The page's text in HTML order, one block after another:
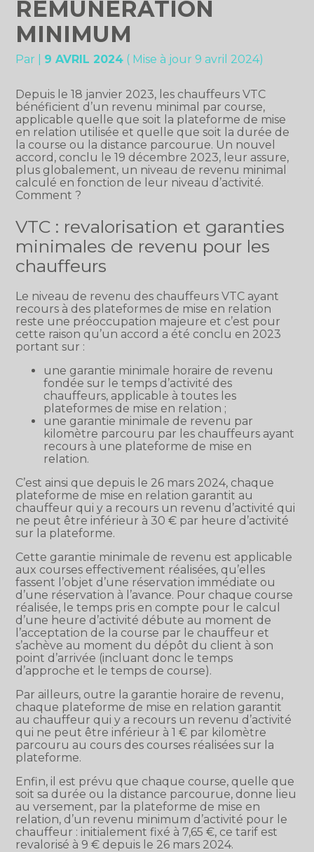
RÉMUNÉRATION
MINIMUM
Par 9 AVRIL 2024 ( Mise à jour 9 avril 2024)
Depuis le 18 janvier 2023, les chauffeurs VTC
bénéficient d’un revenu minimal par course,
applicable quelle que soit la plateforme de mise
en relation utilisée et quelle que soit la durée de
la course ou la distance parcourue. Un nouvel
accord, conclu le 19 décembre 2023, leur assure,
plus globalement, un niveau de revenu minimal
calculé en fonction de leur niveau d’activité.
Comment ?
VTC : revalorisation et garanties
minimales de revenu pour les
chauffeurs
Le niveau de revenu des chauffeurs VTC ayant
recours à des plateformes de mise en relation
reste une préoccupation majeure et c’est pour
cette raison qu’un accord a été conclu en 2023
portant sur :
une garantie minimale horaire de revenu
fondée sur le temps d’activité des
chauffeurs, applicable à toutes les
plateformes de mise en relation ;
une garantie minimale de revenu par
kilomètre parcouru par les chauffeurs ayant
recours à une plateforme de mise en
relation.
C’est ainsi que depuis le 26 mars 2024, chaque
plateforme de mise en relation garantit au
chauffeur qui y a recours un revenu d’activité qui
ne peut être inférieur à 30 € par heure d’activité
sur la plateforme.
Cette garantie minimale de revenu est applicable
aux courses effectivement réalisées, qu’elles
fassent l’objet d’une réservation immédiate ou
d’une réservation à l’avance. Pour chaque course
réalisée, le temps pris en compte pour le calcul
d’une heure d’activité débute au moment de
l’acceptation de la course par le chauffeur et
s’achève au moment du dépôt du client à son
point d’arrivée (incluant donc le temps
d’approche et le temps de course).
Par ailleurs, outre la garantie horaire de revenu,
chaque plateforme de mise en relation garantit
au chauffeur qui y a recours un revenu d’activité
qui ne peut être inférieur à 1 € par kilomètre
parcouru au cours des courses réalisées sur la
plateforme.
Enfin, il est prévu que chaque course, quelle que
soit sa durée ou la distance parcourue, donne lieu
au versement, par la plateforme de mise en
relation, d’un revenu minimum d’activité pour le
chauffeur : initialement fixé à 7,65 €, ce tarif est
revalorisé à 9 € depuis le 26 mars 2024.